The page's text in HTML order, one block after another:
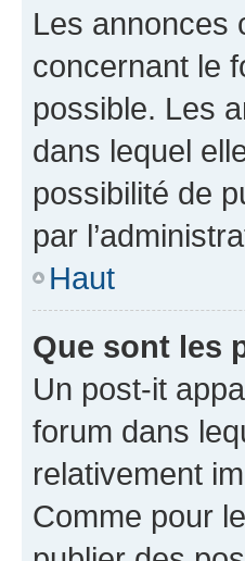
Les annonces
concernant le
possible. Les
dans lequel
possibilité de
par
Haut
Que sont les
Un post-it
forum dans
relativement
Comme pour